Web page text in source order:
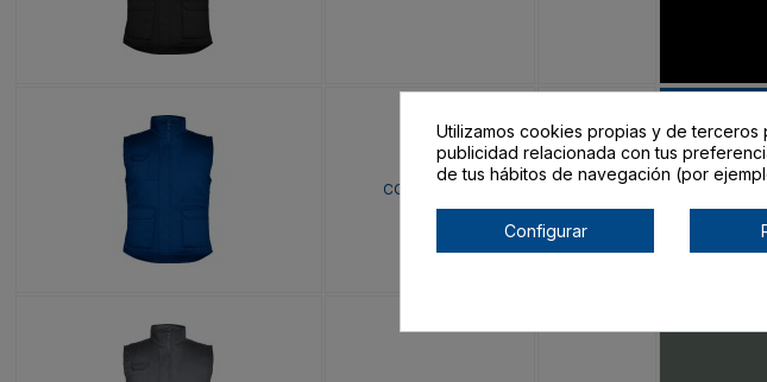
CQ50670105
Utilizamos cookies propias y de terceros
publicidad relacionada con tus
de tus hábitos de navegación (por
Configurar